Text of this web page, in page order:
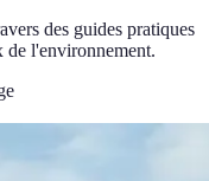
des guides pratiques
de l'environnement.